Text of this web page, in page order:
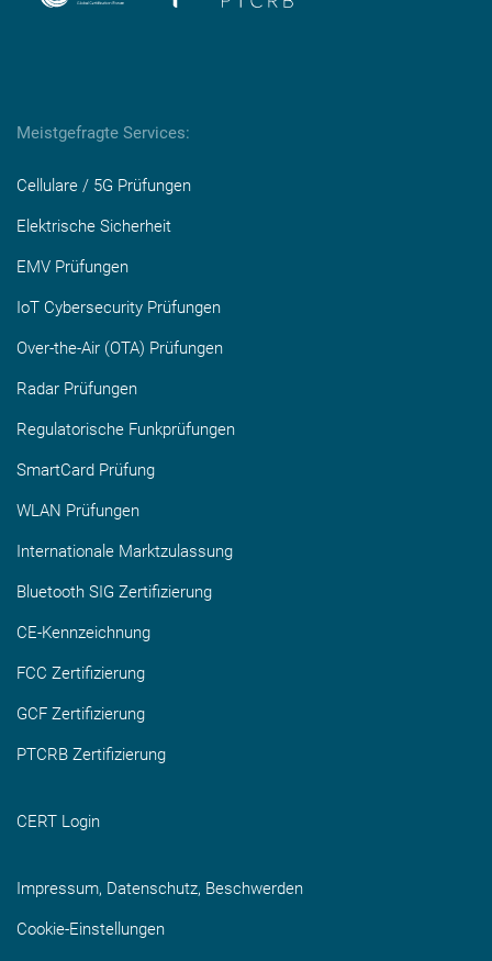
Meistgefragte Services:
Cellulare / 5G Prüfungen
Elektrische Sicherheit
EMV Prüfungen
IoT Cybersecurity Prüfungen
Over-the-Air (OTA) Prüfungen
Radar Prüfungen
Regulatorische Funkprüfungen
SmartCard Prüfung
WLAN Prüfungen
Internationale Marktzulassung
Bluetooth SIG Zertifizierung
CE-Kennzeichnung
FCC Zertifizierung
GCF Zertifizierung
PTCRB Zertifizierung
CERT Login
Impressum, Datenschutz, Beschwerden
Cookie-Einstellungen